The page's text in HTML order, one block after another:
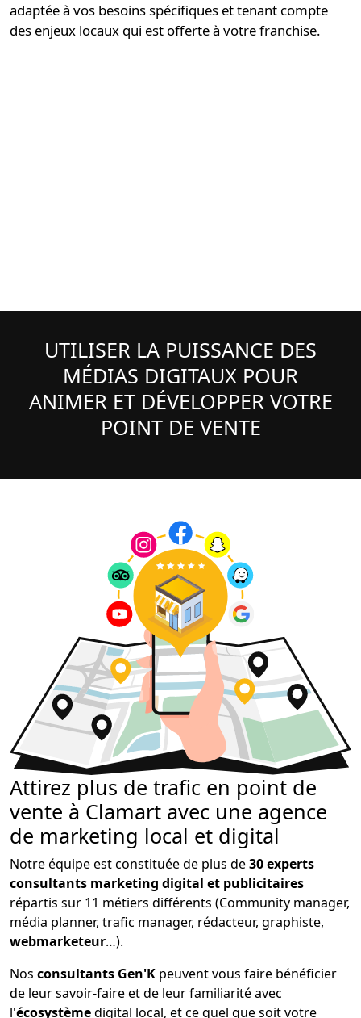
adaptée à vos besoins spécifiques et tenant compte
des enjeux locaux qui est offerte à votre franchise.
UTILISER LA PUISSANCE DES
MÉDIAS DIGITAUX POUR
ANIMER ET DÉVELOPPER VOTRE
POINT DE VENTE
Attirez plus de trafic en point de
vente à Clamart avec une agence
de marketing local et digital
Notre équipe est constituée de plus de30 experts
consultants marketing digital et publicitaires
répartis sur 11 métiers différents (Community manager,
média planner, trafic manager, rédacteur, graphiste,
webmarketeur…).
Nos consultants Gen'K peuvent vous faire bénéficier
de leur savoir-faire et de leur familiarité avec
l'écosystèmedigital local, et ce quel que soit votre